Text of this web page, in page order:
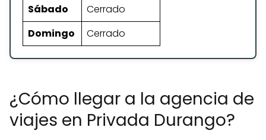
Sábado
Cerrado
Domingo
Cerrado
¿Cómo llegar a la agencia de
viajes en Privada Durango?